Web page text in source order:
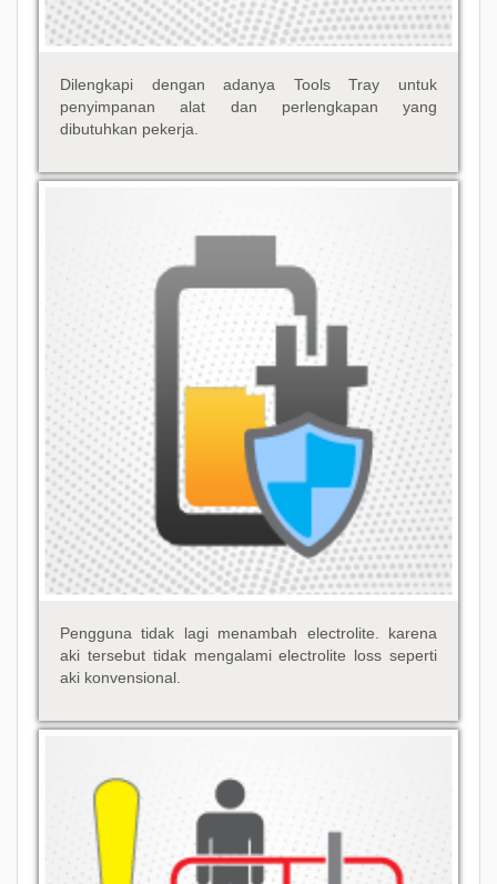
Dilengkapi dengan adanya Tools Tray untuk
penyimpanan alat dan perlengkapan yang
dibutuhkan pekerja.
Pengguna tidak lagi menambah electrolite. karena
aki tersebut tidak mengalami electrolite loss seperti
aki konvensional.